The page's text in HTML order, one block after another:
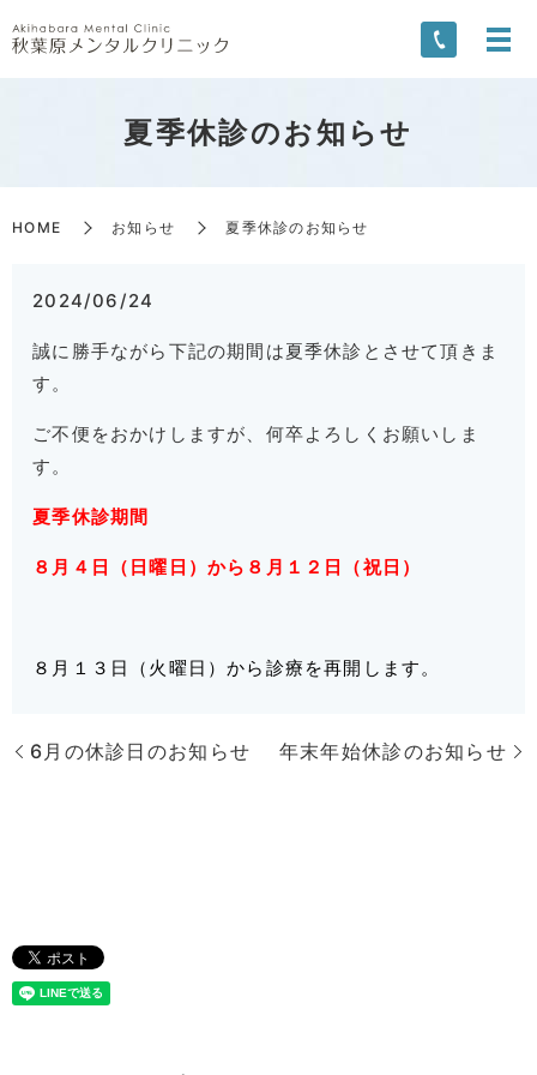
夏季休診のお知らせ
HOME お知らせ 夏季休診のお知らせ
2024/06/24
誠に勝手ながら下記の期間は夏季休診とさせて頂きま
す。
ご不便をおかけしますが、何卒よろしくお願いしま
す。
夏季休診期間
８月４日（日曜日）から８月１２日（祝日）
８月１３日（火曜日）から診療を再開します。
6月の休診日のお知らせ 年末年始休診のお知らせ